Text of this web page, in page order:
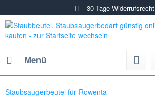
30 Tage Widerrufsrecht
Menü
Staubsaugerbeutel für Rowenta